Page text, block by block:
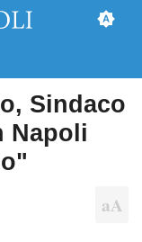
Sindaco
Napoli